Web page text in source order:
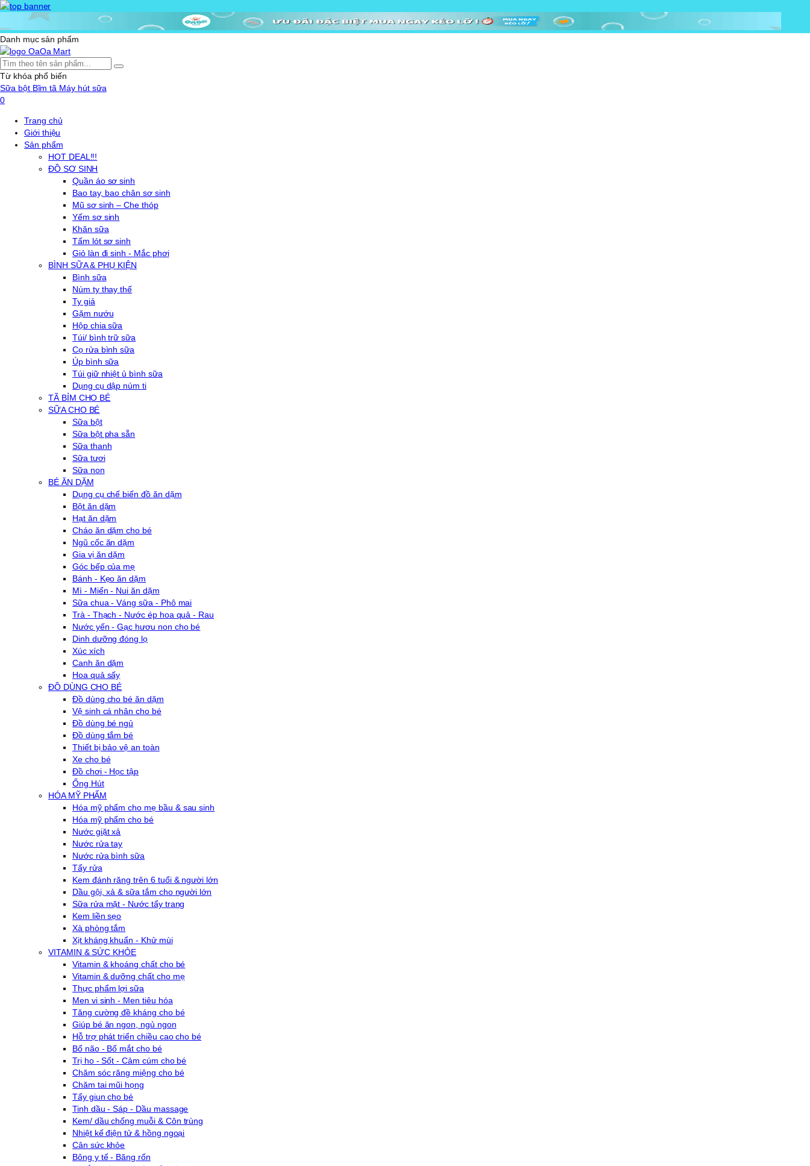
Danh mục sản phẩm
Từ khóa phổ biến
Sữa bột Bĩm tã Máy hút sữa
0
Trang chủ
Giới thiệu
Sản phẩm
HOT DEAL!!!
ĐỒ SƠ SINH
Quần áo sơ sinh
Bao tay, bao chân sơ sinh
Mũ sơ sinh – Che thóp
Yếm sơ sinh
Khăn sữa
Tấm lót sơ sinh
Giỏ làn đi sinh - Mắc phơi
BÌNH SỮA & PHỤ KIỆN
Bình sữa
Núm ty thay thế
Ty giả
Gặm nướu
Hộp chia sữa
Túi/ bình trữ sữa
Cọ rửa bình sữa
Úp bình sữa
Túi giữ nhiệt ủ bình sữa
Dụng cụ dập núm ti
TÃ BỈM CHO BÉ
SỮA CHO BÉ
Sữa bột
Sữa bột pha sẵn
Sữa thanh
Sữa tươi
Sữa non
BÉ ĂN DẶM
Dụng cụ chế biến đồ ăn dặm
Bột ăn dặm
Hạt ăn dặm
Cháo ăn dặm cho bé
Ngũ cốc ăn dặm
Gia vị ăn dặm
Góc bếp của mẹ
Bánh - Kẹo ăn dặm
Mì - Miến - Nui ăn dặm
Sữa chua - Váng sữa - Phô mai
Trà - Thạch - Nước ép hoa quả - Rau
Nước yến - Gạc hươu non cho bé
Dinh dưỡng đóng lọ
Xúc xích
Canh ăn dặm
Hoa quả sấy
ĐỒ DÙNG CHO BÉ
Đồ dùng cho bé ăn dặm
Vệ sinh cá nhân cho bé
Đồ dùng bé ngủ
Đồ dùng tắm bé
Thiết bị bảo vệ an toàn
Xe cho bé
Đồ chơi - Học tập
Ống Hút
HÓA MỸ PHẨM
Hóa mỹ phẩm cho mẹ bầu & sau sinh
Hóa mỹ phẩm cho bé
Nước giặt xả
Nước rửa tay
Nước rửa bình sữa
Tẩy rửa
Kem đánh răng trên 6 tuổi & người lớn
Dầu gội, xả & sữa tắm cho người lớn
Sữa rửa mặt - Nước tẩy trang
Kem liền sẹo
Xà phòng tắm
Xịt kháng khuẩn - Khử mùi
VITAMIN & SỨC KHỎE
Vitamin & khoáng chất cho bé
Vitamin & dưỡng chất cho mẹ
Thực phẩm lợi sữa
Men vi sinh - Men tiêu hóa
Tăng cường đề kháng cho bé
Giúp bé ăn ngon, ngủ ngon
Hỗ trợ phát triển chiều cao cho bé
Bổ não - Bổ mắt cho bé
Trị ho - Sốt - Cảm cúm cho bé
Chăm sóc răng miệng cho bé
Chăm tai mũi họng
Tẩy giun cho bé
Tinh dầu - Sáp - Dầu massage
Kem/ dầu chống muỗi & Côn trùng
Nhiệt kế điện tử & hồng ngoại
Cân sức khỏe
Bông y tế - Băng rốn